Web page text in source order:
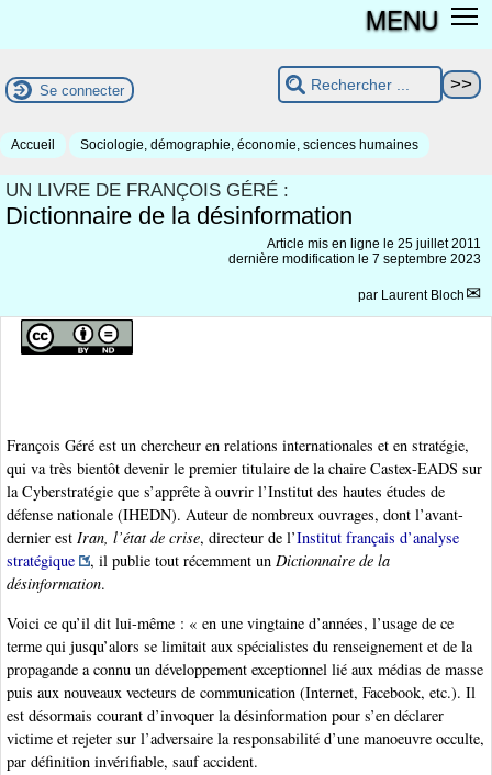
MENU
Se connecter
Accueil Sociologie, démographie, économie, sciences humaines
UN LIVRE DE FRANÇOIS GÉRÉ :
Dictionnaire de la désinformation
Article mis en ligne le 25 juillet 2011
dernière modification le 7 septembre 2023
par Laurent Bloch
François Géré est un chercheur en relations internationales et en stratégie,
qui va très bientôt devenir le premier titulaire de la chaire Castex-EADS sur
la Cyberstratégie que s’apprête à ouvrir l’Institut des hautes études de
défense nationale (IHEDN). Auteur de nombreux ouvrages, dont l’avant-
dernier est Iran, l’état de crise, directeur de l’Institut français d’analyse
stratégique
, il publie tout récemment un Dictionnaire de la
désinformation.
Voici ce qu’il dit lui-même : « en une vingtaine d’années, l’usage de ce
terme qui jusqu’alors se limitait aux spécialistes du renseignement et de la
propagande a connu un développement exceptionnel lié aux médias de masse
puis aux nouveaux vecteurs de communication (Internet, Facebook, etc.). Il
est désormais courant d’invoquer la désinformation pour s’en déclarer
victime et rejeter sur l’adversaire la responsabilité d’une manoeuvre occulte,
par définition invérifiable, sauf accident.